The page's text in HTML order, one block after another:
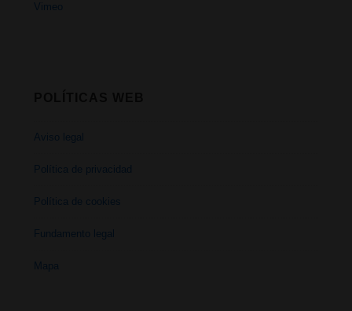
Vimeo
Aviso legal
Política de privacidad
Política de cookies
Fundamento legal
Mapa